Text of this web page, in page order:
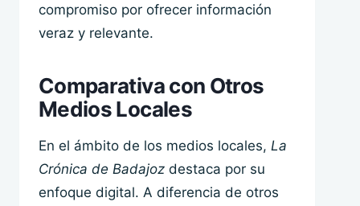
compromiso por ofrecer información
veraz y relevante.
Comparativa con Otros
Medios Locales
En el ámbito de los medios locales, La
Crónica de Badajoz destaca por su
enfoque digital. A diferencia de otros